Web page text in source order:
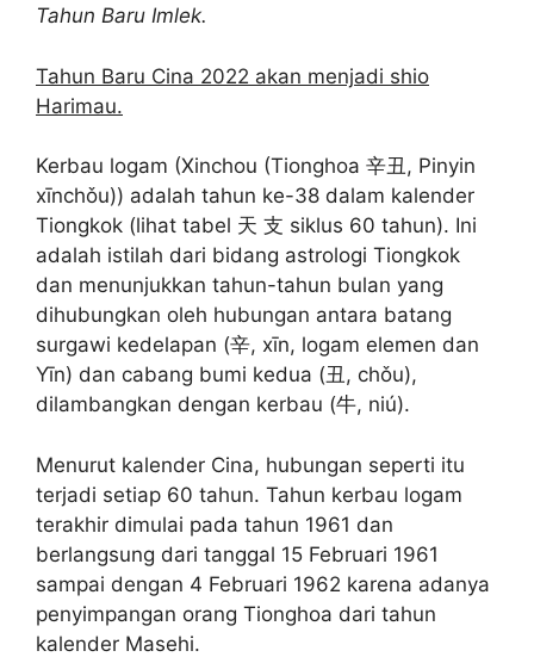
Tahun Baru Imlek.
Tahun Baru Cina 2022 akan menjadi shio
Harimau.
Kerbau logam (Xinchou (Tionghoa 辛丑, Pinyin
xīnchǒu)) adalah tahun ke-38 dalam kalender
Tiongkok (lihat tabel 天 支 siklus 60 tahun). Ini
adalah istilah dari bidang astrologi Tiongkok
dan menunjukkan tahun-tahun bulan yang
dihubungkan oleh hubungan antara batang
surgawi kedelapan (辛, xīn, logam elemen dan
Yīn) dan cabang bumi kedua (丑, chǒu),
dilambangkan dengan kerbau (牛, niú).
Menurut kalender Cina, hubungan seperti itu
terjadi setiap 60 tahun. Tahun kerbau logam
terakhir dimulai pada tahun 1961 dan
berlangsung dari tanggal 15 Februari 1961
sampai dengan 4 Februari 1962 karena adanya
penyimpangan orang Tionghoa dari tahun
kalender Masehi.